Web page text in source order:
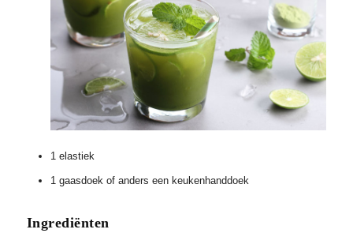
1 elastiek
1 gaasdoek of anders een keukenhanddoek
Ingrediënten